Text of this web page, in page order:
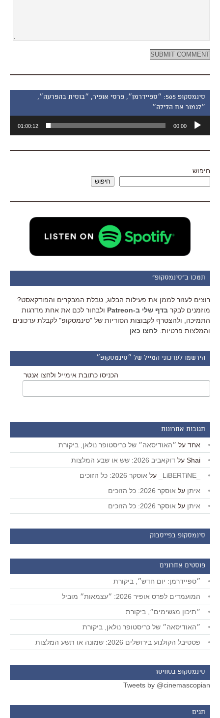
סינמסקופ 505: ״ספיידרמן״, פרסי אופיר, ״בוסית בהפרעה״,
״לגמור את הלילה״
אודיו
00:00
01:00:12
חיפוש
חיפוש
תמכו ב"סינמסקופ"
רוצים לעזור לממן את פעילות הבלוג, טבלת המבקרים והפודקאסט?
מוזמנים לבקר בדף שלי ב-Patreon
ולבחור לכם את אחת מדרגות
התמיכה, ולהצטרף לקבוצות הסודיות של "סינמסקופ" לקבלת עדכונים
והמלצות פרטיות. לחצו כאן
הירשמו לעדכוני המייל של ״סינמסקופ״
הכניסו כתובת אימייל ולחצו אנטר
תגובות אחרונות
אחד על ״האודיסאה״ של כריסטופר נולאן, ביקורת
Shai על דוקאביב 2026: שש או שבע המלצות
על אוסקר 2026: כל הזוכים
איתן על אוסקר 2026: כל הזוכים
איתן על אוסקר 2026: כל הזוכים
סינמסקופ בפייסבוק
פוסטים אחרונים
״ספיידרמן: יום חדש״, ביקורת
המועמדים לפרס אופיר 2026: ״עצמאות״ מוביל
״תיכון מגשימים״, ביקורת
״האודיסאה״ של כריסטופר נולאן, ביקורת
פסטיבל הקולנוע בירושלים 2026: שמונה או תשע המלצות
סינמסקופ בטוויטר
Tweets by @cinemascopian
תגים